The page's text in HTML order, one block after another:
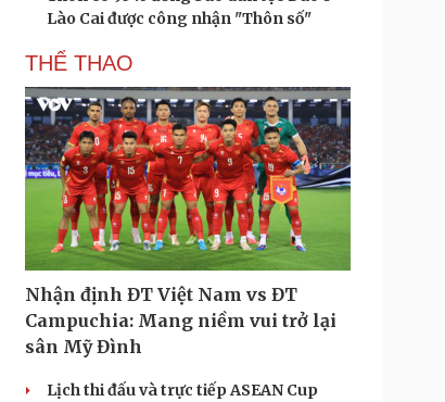
Lào Cai được công nhận "Thôn số"
THỂ THAO
Nhận định ĐT Việt Nam vs ĐT
Campuchia: Mang niềm vui trở lại
sân Mỹ Đình
Lịch thi đấu và trực tiếp ASEAN Cup